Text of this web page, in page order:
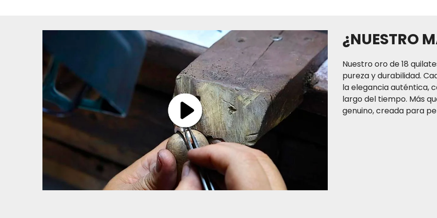
del territorio
independiente, que
El tiempo de entrega de
a tres (3) días hábiles
(2) a cuatro (4) días
¿NUESTRO
Nuestro oro de 18
pureza y durabilidad.
la elegancia auténtica,
largo del tiempo. Más
genuino, creada para